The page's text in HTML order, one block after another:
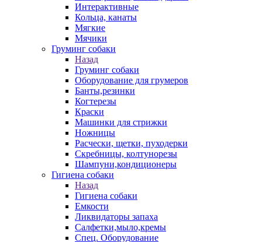
Интерактивные
Кольца, канаты
Мягкие
Мячики
Груминг собаки
Назад
Груминг собаки
Оборудование для грумеров
Банты,резинки
Когтерезы
Краски
Машинки для стрижки
Ножницы
Расчески, щетки, пуходерки
Скребницы, колтунорезы
Шампуни,кондиционеры
Гигиена собаки
Назад
Гигиена собаки
Емкости
Ликвидаторы запаха
Салфетки,мыло,кремы
Спец. Оборудование